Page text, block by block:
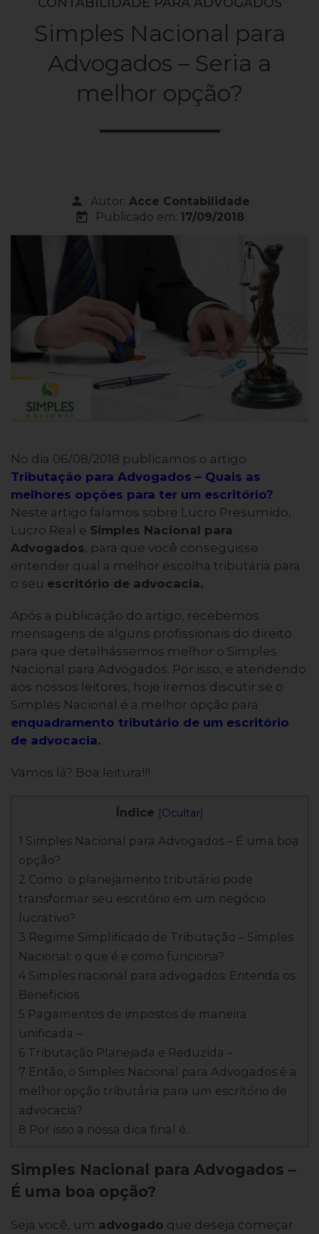
Simples Nacional para
Advogados – Seria a
melhor opção?
person Autor: Acce Contabilidade
today Publicado em: 17/09/2018
No dia 06/08/2018 publicamos o artigo
Tributação para Advogados – Quais as
melhores opções para ter um escritório? .
Neste artigo falamos sobre Lucro Presumido,
Lucro Real e Simples Nacional para
Advogados , para que você conseguisse
entender qual a melhor escolha tributária para
o seu escritório de advocacia.
Após a publicação do artigo, recebemos
mensagens de alguns profissionais do direito
para que detalhássemos melhor o Simples
Nacional para Advogados. Por isso, e atendendo
aos nossos leitores, hoje iremos discutir se o
Simples Nacional é a melhor opção para
enquadramento tributário de um escritório
de advocacia.
Vamos lá? Boa leitura!!!
Índice [Ocultar]
1 Simples Nacional para Advogados – É uma boa
opção?
2 Como o planejamento tributário pode
transformar seu escritório em um negócio
lucrativo?
3 Regime Simplificado de Tributação – Simples
Nacional: o que é e como funciona?
4 Simples nacional para advogados: Entenda os
Benefícios
5 Pagamentos de impostos de maneira
unificada –
6 Tributação Planejada e Reduzida –
7 Então, o Simples Nacional para Advogados é a
melhor opção tributária para um escritório de
advocacia?
8 Por isso a nossa dica final é…
Simples Nacional para Advogados –
É uma boa opção?
Seja você, um advogado que deseja começar